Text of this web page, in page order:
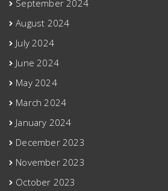
September 2024
August 2024
July 2024
June 2024
May 2024
March 2024
January 2024
December 2023
November 2023
October 2023